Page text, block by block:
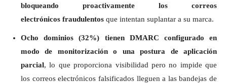
bloqueando proactivamente los correos
electrónicos fraudulentos que intentan suplantar a su marca.
Ocho dominios (32%) tienen DMARC configurado en
modo de monitorización o una postura de aplicación
parcial, lo que proporciona visibilidad pero no impide que
los correos electrónicos falsificados lleguen a las bandejas de